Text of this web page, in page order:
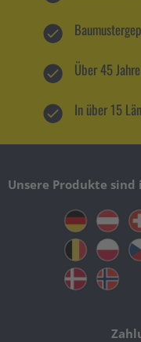
Über 45
In über 15
Unsere Produkte